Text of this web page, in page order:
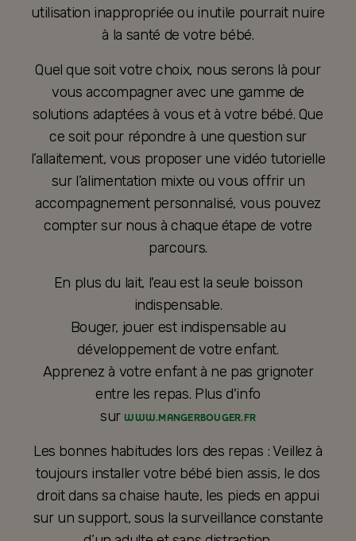
utilisation inappropriée ou inutile pourrait nuire
à la santé de votre bébé.
Quel que soit votre choix, nous serons là pour
vous accompagner avec une gamme de
solutions adaptées à vous et à votre bébé. Que
ce soit pour répondre à une question sur
l’allaitement, vous proposer une vidéo tutorielle
sur l’alimentation mixte ou vous offrir un
accompagnement personnalisé, vous pouvez
compter sur nous à chaque étape de votre
parcours.
En plus du lait, l'eau est la seule boisson
indispensable.
Bouger, jouer est indispensable au
développement de votre enfant.
Apprenez à votre enfant à ne pas grignoter
entre les repas. Plus d'info
surWWW.MANGERBOUGER.FR
Les bonnes habitudes lors des repas : Veillez à
toujours installer votre bébé bien assis, le dos
droit dans sa chaise haute, les pieds en appui
sur un support, sous la surveillance constante